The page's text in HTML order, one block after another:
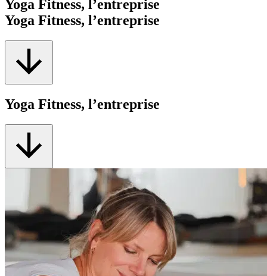
Yoga Fitness, l’entreprise
Yoga Fitness, l’entreprise
Yoga Fitness, l’entreprise